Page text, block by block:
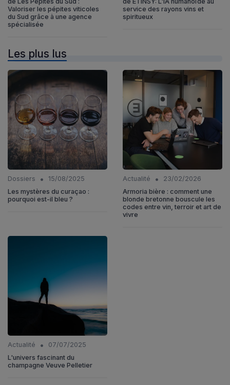
Valoriser les pépites viticoles
du Sud grâce à une agence
spécialisée
service des rayons vins et
spiritueux
Les plus lus
Dossiers •
15/08/2025
Les mystères du curaçao :
pourquoi est-il bleu ?
Actualité •
23/02/2026
Armoria bière : comment une
blonde bretonne bouscule les
codes entre vin, terroir et art de
vivre
Actualité •
07/07/2025
L'univers fascinant du
champagne Veuve Pelletier